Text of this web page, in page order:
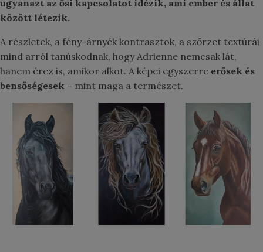
ugyanazt az ősi kapcsolatot idézik, ami ember és állat
között létezik.
A részletek, a fény-árnyék kontrasztok, a szőrzet textúrái
mind arról tanúskodnak, hogy Adrienne nemcsak lát,
hanem érez is, amikor alkot. A képei egyszerre erősek és
bensőségesek – mint maga a természet.